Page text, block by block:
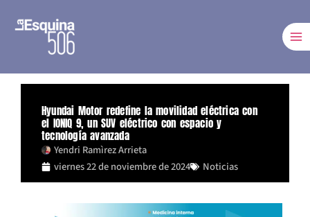
Hyundai Motor redefine la movilidad eléctrica con
el IONIQ 9, un SUV eléctrico con espacio y
tecnología avanzada
Yendri Ramìrez Arrieta
viernes 22 de noviembre de 2024
Noticias